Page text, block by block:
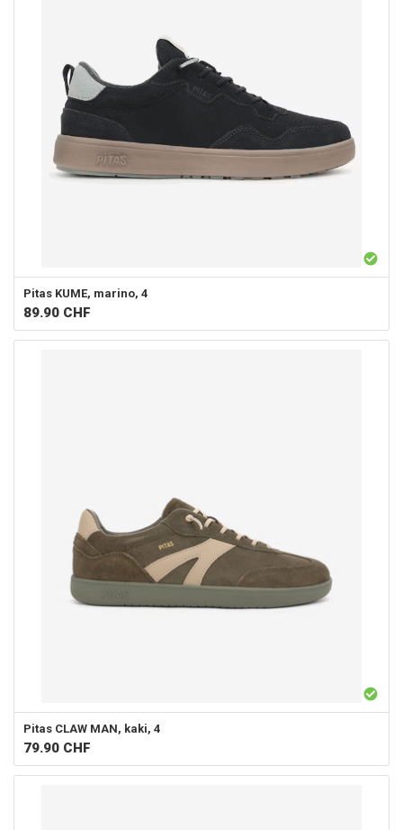
Pitas KUME, marino, 4
89.90 CHF
Pitas CLAW MAN, kaki, 4
79.90 CHF